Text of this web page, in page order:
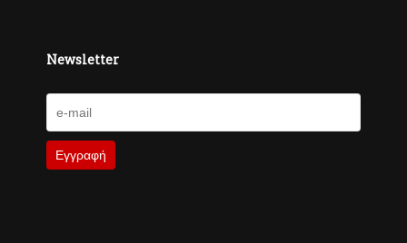
Newsletter